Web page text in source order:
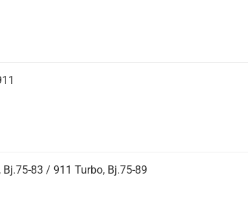
83 / 911 Turbo, Bj.75-89